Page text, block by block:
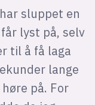
sluppet en
lyst på, selv
til å få laga
lange
på. For